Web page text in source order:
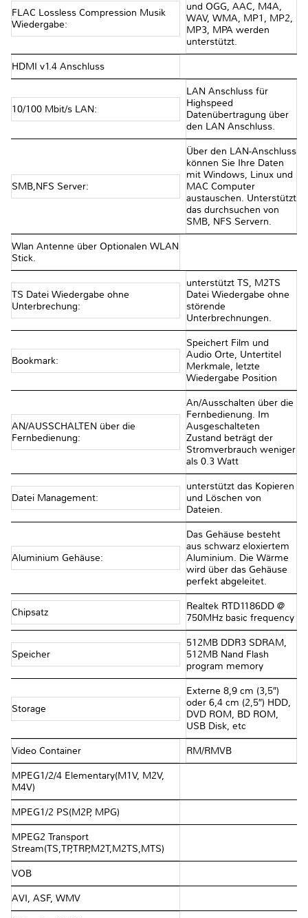
FLAC Lossless Compression Musik
Wiedergabe:
und OGG, AAC, M4A,
WAV, WMA, MP1, MP2,
MP3, MPA werden
unterstützt.
HDMI v1.4 Anschluss
10/100 Mbit/s LAN:
LAN Anschluss für
Highspeed
Datenübertragung über
den LAN Anschluss.
SMB,NFS Server:
Über den LAN-Anschluss
können Sie Ihre Daten
mit Windows, Linux und
MAC Computer
austauschen. Unterstützt
das durchsuchen von
SMB, NFS Servern.
Wlan Antenne über Optionalen WLAN
Stick.
TS Datei Wiedergabe ohne
Unterbrechung:
unterstützt TS, M2TS
Datei Wiedergabe ohne
störende
Unterbrechnungen.
Bookmark:
Speichert Film und
Audio Orte, Untertitel
Merkmale, letzte
Wiedergabe Position
AN/AUSSCHALTEN über die
Fernbedienung:
An/Ausschalten über die
Fernbedienung. Im
Ausgeschalteten
Zustand beträgt der
Stromverbrauch weniger
als 0.3 Watt
Datei Management:
unterstützt das Kopieren
und Löschen von
Dateien.
Aluminium Gehäuse:
Das Gehäuse besteht
aus schwarz eloxiertem
Aluminium. Die Wärme
wird über das Gehäuse
perfekt abgeleitet.
Chipsatz
Realtek RTD1186DD @
750MHz basic frequency
Speicher
512MB DDR3 SDRAM,
512MB Nand Flash
program memory
Storage
Externe 8,9 cm (3,5″)
oder 6,4 cm (2,5″) HDD,
DVD ROM, BD ROM,
USB Disk, etc
Video Container RM/RMVB
MPEG1/2/4 Elementary(M1V, M2V,
M4V)
MPEG1/2 PS(M2P, MPG)
MPEG2 Transport
Stream(TS,TP,TRP,M2T,M2TS,MTS)
VOB
AVI, ASF, WMV